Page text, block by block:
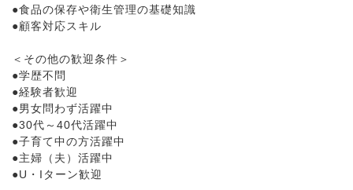
●食品の保存や衛生管理の基礎知識
●顧客対応スキル
＜その他の歓迎条件＞
●学歴不問
●経験者歓迎
●男女問わず活躍中
●30代～40代活躍中
●子育て中の方活躍中
●主婦（夫）活躍中
●U・Iターン歓迎